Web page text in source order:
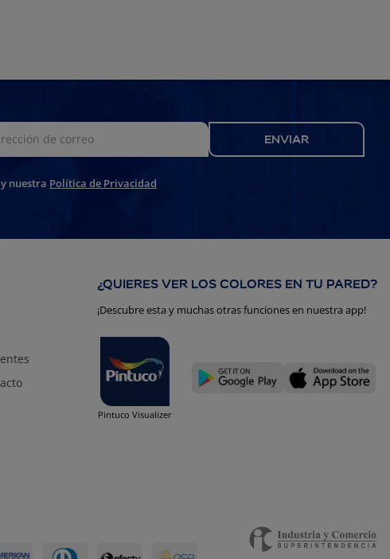
ENVIAR
y nuestra Política de Privacidad
¿QUIERES VER LOS COLORES EN TU PARED?
¡Descubre esta y muchas otras funciones en nuestra app!
Pintuco Visualizer